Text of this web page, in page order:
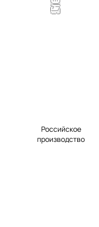
Российское
производство